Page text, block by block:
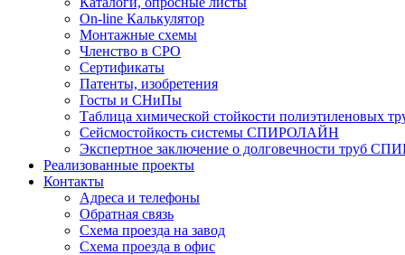
On-line Калькулятор
Монтажные схемы
Членство в СРО
Сертификаты
Патенты, изобретения
Госты и СНиПы
Таблица химической стойкости полиэтиленовых
Сейсмостойкость системы СПИРОЛАЙН
Экспертное заключение о долговечности труб
Реализованные проекты
Контакты
Адреса и телефоны
Обратная связь
Схема проезда на завод
Схема проезда в офис